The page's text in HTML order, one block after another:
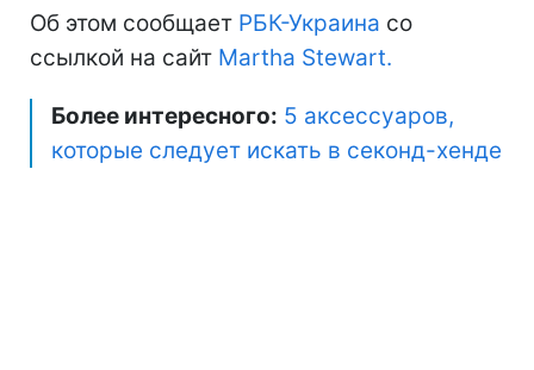
Об этом сообщает РБК-Украина со
ссылкой на сайт Martha Stewart.
Более интересного: 5 аксессуаров,
которые следует искать в секонд-хенде